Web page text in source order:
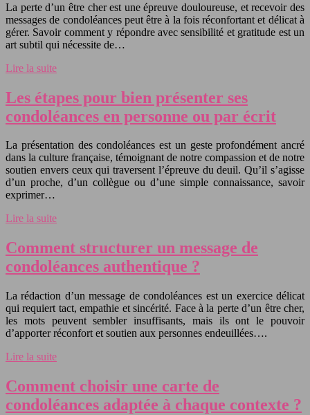
La perte d’un être cher est une épreuve douloureuse, et recevoir des
messages de condoléances peut être à la fois réconfortant et délicat à
gérer. Savoir comment y répondre avec sensibilité et gratitude est un
art subtil qui nécessite de…
Lire la suite
Les étapes pour bien présenter ses
condoléances en personne ou par écrit
La présentation des condoléances est un geste profondément ancré
dans la culture française, témoignant de notre compassion et de notre
soutien envers ceux qui traversent l’épreuve du deuil. Qu’il s’agisse
d’un proche, d’un collègue ou d’une simple connaissance, savoir
exprimer…
Lire la suite
Comment structurer un message de
condoléances authentique ?
La rédaction d’un message de condoléances est un exercice délicat
qui requiert tact, empathie et sincérité. Face à la perte d’un être cher,
les mots peuvent sembler insuffisants, mais ils ont le pouvoir
d’apporter réconfort et soutien aux personnes endeuillées….
Lire la suite
Comment choisir une carte de
condoléances adaptée à chaque contexte ?